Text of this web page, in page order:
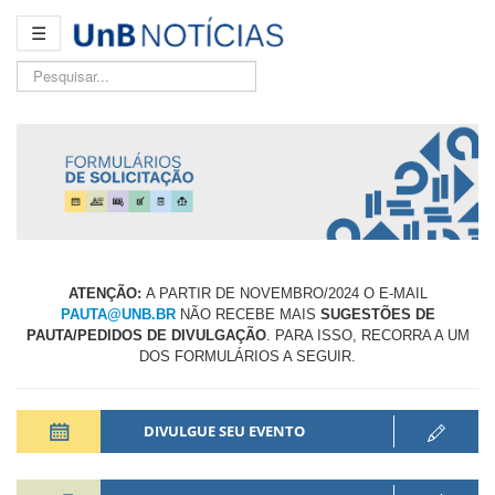
☰
Pesquisar...
ATENÇÃO: A PARTIR DE NOVEMBRO/2024 O E-MAIL
PAUTA@UNB.BRNÃO RECEBE MAIS SUGESTÕES DE
PAUTA/PEDIDOS DE DIVULGAÇÃO. PARA ISSO, RECORRA A UM
DOS FORMULÁRIOS A SEGUIR.
DIVULGUESEU EVENTO
A Secretaria de Comunicação (Secom) da UnB pode amplificar o